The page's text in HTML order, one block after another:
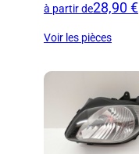
à partir de28,90 €
Voir les pièces